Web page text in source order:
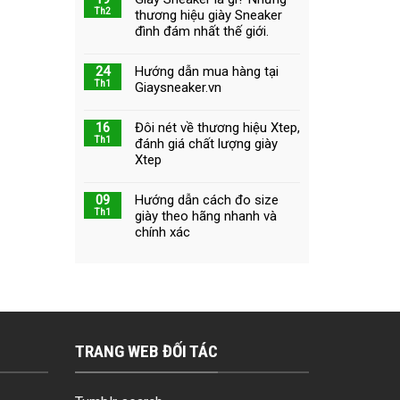
Th2
thương hiệu giày Sneaker
đình đám nhất thế giới.
24
Th1
Hướng dẫn mua hàng tại
Giaysneaker.vn
16
Th1
Đôi nét về thương hiệu Xtep,
đánh giá chất lượng giày
Xtep
09
Th1
Hướng dẫn cách đo size
giày theo hãng nhanh và
chính xác
TRANG WEB ĐỐI TÁC